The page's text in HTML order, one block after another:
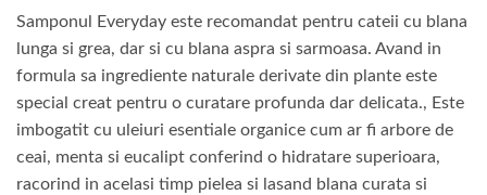
Samponul Everyday este recomandat pentru cateii cu blana
lunga si grea, dar si cu blana aspra si sarmoasa. Avand in
formula sa ingrediente naturale derivate din plante este
special creat pentru o curatare profunda dar delicata., Este
imbogatit cu uleiuri esentiale organice cum ar fi arbore de
ceai, menta si eucalipt conferind o hidratare superioara,
racorind in acelasi timp pielea si lasand blana curata si